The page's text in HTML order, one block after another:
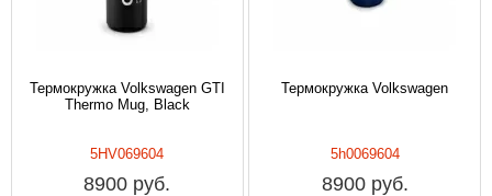
Термокружка Volkswagen GTI
Thermo Mug, Black
5HV069604
8900 руб.
Термокружка Volkswagen
5h0069604
8900 руб.